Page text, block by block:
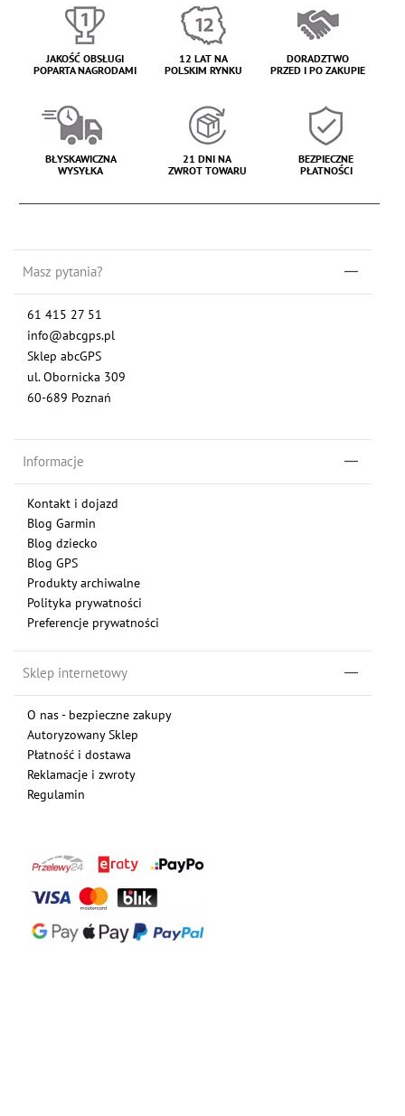
JAKOŚĆ OBSŁUGI
POPARTA NAGRODAMI
12 LAT NA
POLSKIM RYNKU
DORADZTWO
PRZED I PO ZAKUPIE
BŁYSKAWICZNA
WYSYŁKA
21 DNI NA
ZWROT TOWARU
BEZPIECZNE
PŁATNOŚCI
Masz pytania?
61 415 27 51
info@abcgps.pl
Sklep abcGPS
ul. Obornicka 309
60-689 Poznań
Informacje
Kontakt i dojazd
Blog Garmin
Blog dziecko
Blog GPS
Produkty archiwalne
Polityka prywatności
Preferencje prywatności
Sklep internetowy
O nas - bezpieczne zakupy
Autoryzowany Sklep
Płatność i dostawa
Reklamacje i zwroty
Regulamin